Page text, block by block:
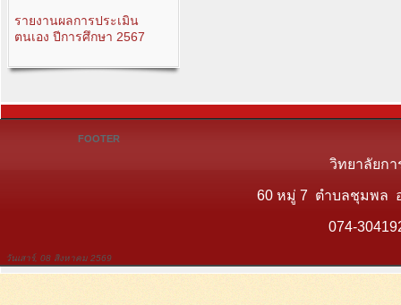
รายงานผลการประเมิน
ตนเอง ปีการศึกษา 2567
FOOTER
วิทยาลัยกา
60 หมู่ 7 ตำบลชุมพล อ
074-
วันเสาร์, 08 สิงหาคม 2569